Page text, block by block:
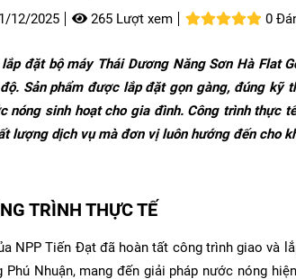
12/2025 265 Lượt xem 0
đặt bộ máy Thái Dương Năng Sơn Hà Flat
Sản phẩm được lắp đặt gọn gàng, đúng kỹ
nóng sinh hoạt cho gia đình. Công trình thực
lượng dịch vụ mà đơn vị luôn hướng đến cho
TRÌNH THỰC TẾ
NPP Tiến Đạt đã hoàn tất công trình giao và
Phú Nhuận, mang đến giải pháp nước nóng